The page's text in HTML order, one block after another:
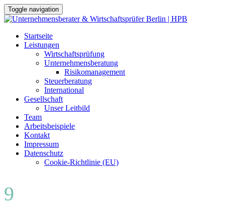
Toggle navigation
Skip
Startseite
Leistungen
Wirtschaftsprüfung
Unternehmensberatung
Risikomanagement
Steuerberatung
International
Gesellschaft
Unser Leitbild
Team
Arbeitsbeispiele
Kontakt
Impressum
Datenschutz
Cookie-Richtlinie (EU)
9